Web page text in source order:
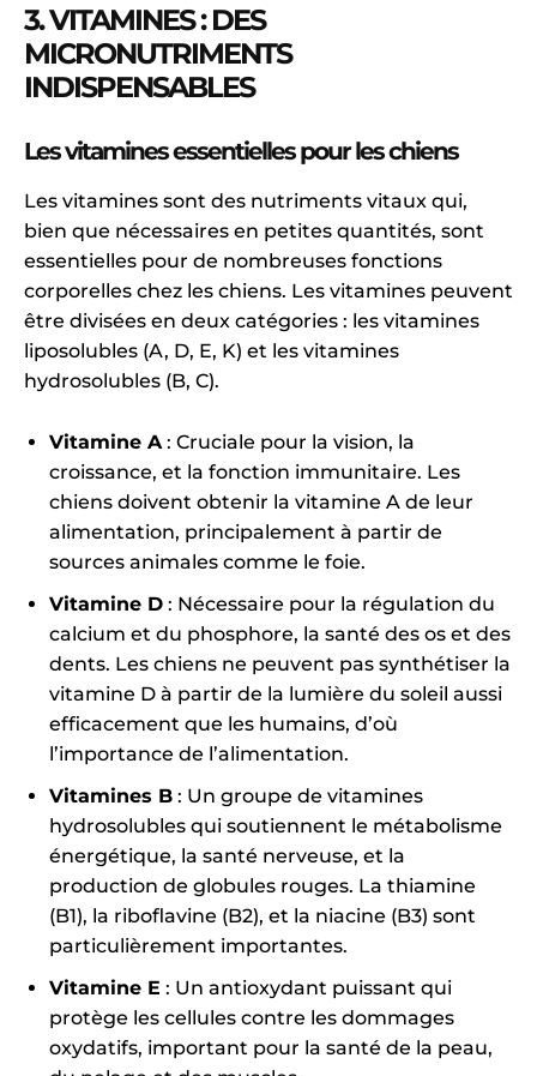
3. VITAMINES : DES
MICRONUTRIMENTS
INDISPENSABLES
Les vitamines essentielles pour les chiens
Les vitamines sont des nutriments vitaux qui,
bien que nécessaires en petites quantités, sont
essentielles pour de nombreuses fonctions
corporelles chez les chiens. Les vitamines peuvent
être divisées en deux catégories : les vitamines
liposolubles (A, D, E, K) et les vitamines
hydrosolubles (B, C).
Vitamine A : Cruciale pour la vision, la
croissance, et la fonction immunitaire. Les
chiens doivent obtenir la vitamine A de leur
alimentation, principalement à partir de
sources animales comme le foie.
Vitamine D : Nécessaire pour la régulation du
calcium et du phosphore, la santé des os et des
dents. Les chiens ne peuvent pas synthétiser la
vitamine D à partir de la lumière du soleil aussi
efficacement que les humains, d’où
l’importance de l’alimentation.
Vitamines B : Un groupe de vitamines
hydrosolubles qui soutiennent le métabolisme
énergétique, la santé nerveuse, et la
production de globules rouges. La thiamine
(B1), la riboflavine (B2), et la niacine (B3) sont
particulièrement importantes.
Vitamine E : Un antioxydant puissant qui
protège les cellules contre les dommages
oxydatifs, important pour la santé de la peau,